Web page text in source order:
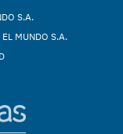
S.A.
MUNDO S.A.